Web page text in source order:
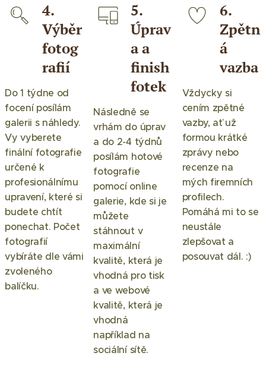
4.
Výběr
fotog
rafií
Do 1 týdne od
focení posílám
galerii s náhledy.
Vy vyberete
finální fotografie
určené k
profesionálnímu
upravení, které si
budete chtít
ponechat. Počet
fotografií
vybíráte dle vámi
zvoleného
balíčku.
5.
Úprav
a a
finish
fotek
Následně se
vrhám do úprav
a do 2-4 týdnů
posílám hotové
fotografie
pomocí online
galerie, kde si je
můžete
stáhnout v
maximální
kvalitě, která je
vhodná pro tisk
a ve webové
kvalitě, která je
vhodná
například na
sociální sítě.
6.
Zpětn
á
vazba
Vždycky si
cením zpětné
vazby, ať už
formou krátké
zprávy nebo
recenze na
mých firemních
profilech.
Pomáhá mi to se
neustále
zlepšovat a
posouvat dál. :)